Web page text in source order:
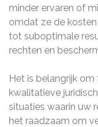
minder ervaren of
omdat ze de
tot suboptimale
rechten en
Het is belangrijk
kwalitatieve
situaties waarin uw
het raadzaam om